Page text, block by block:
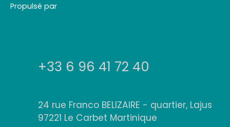
Propulsé par
+33 6 96 41 72 40
24 rue Franco BELIZAIRE - quartier, Lajus
97221 Le Carbet Martinique